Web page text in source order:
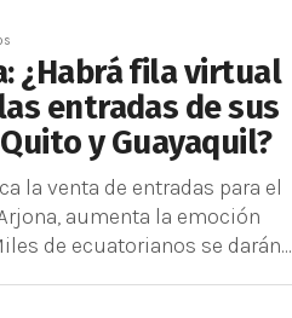
¿Habrá fila virtual
entradas de sus
y Guayaquil?
la venta de entradas para el
aumenta la emoción
de ecuatorianos se darán...